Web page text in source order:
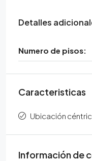
Detalles
Numero de pisos:
Caracteristicas
Ubicación
Información de